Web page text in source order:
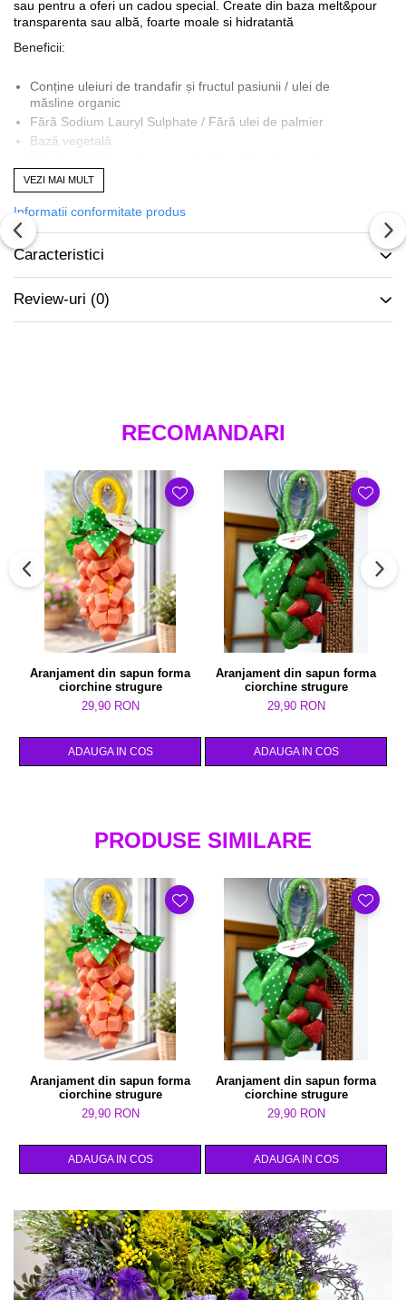
sau pentru a oferi un cadou special. Create din baza melt&pour
transparenta sau albă, foarte moale si hidratantă
Beneficii:
Conține uleiuri de trandafir și fructul pasiunii / ulei de
măsline organic
Fără Sodium Lauryl Sulphate / Fără ulei de palmier
Bază vegetală
Spumă densă și fină
Bazat pe o formulă dezvoltată de specialiști în industria
săpunurilor artizanale
Nu se micsoreaza pentru perioade lungi de timp in conditii
strălucitori și accentuează detaliile decorative în aceste săpunuri
turnate manual. Florile din săpunul solid sunt realizate artizanal și
Sodium Laureth Sulfate, Sodium Stearate, Sorbitol, Sodium
Laurate, Dodium Olivate, Olea Europaea (Extra Virgin Olive Oil*),
Polysorbate 20, Sodium Cholride, Sodium Thiosulfate, Etidronic
Produs vândut deAccesoriitopone.ro
Calitate și garanție
Mai multe informații:0773.944.335
office@accesoriitopone.ro
Prețurile afișate conțin T.V.A.
VEZI MAI MULT
Informatii conformitate produs
Caracteristici
Review-uri (0)
RECOMANDARI
Aranjament din sapun forma
ciorchine strugure
29,90 RON
ADAUGA IN COS
Aranjament din sapun forma
ciorchine strugure
29,90 RON
ADAUGA IN COS
PRODUSE SIMILARE
Aranjament din sapun forma
ciorchine strugure
29,90 RON
ADAUGA IN COS
Aranjament din sapun forma
ciorchine strugure
29,90 RON
ADAUGA IN COS